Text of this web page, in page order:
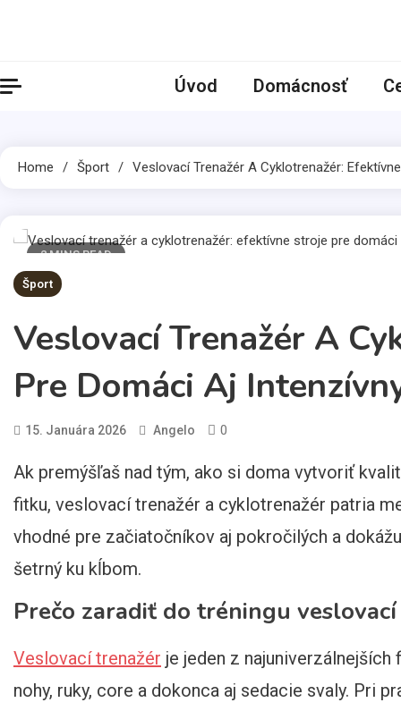
Úvod Domácnosť
Home Šport Veslovací Trenažér A Cyklotrenažér:
2 MINS READ
Šport
Veslovací Trenažér A
Pre Domáci Aj
15. Januára 2026 Angelo 0
Ak premýšľaš nad tým, ako si doma vytvoriť
fitku, veslovací trenažér a cyklotrenažér patria
vhodné pre začiatočníkov aj pokročilých a
šetrný ku kĺbom.
Prečo zaradiť do tréningu
Veslovací trenažér je jeden z
nohy, ruky, core a dokonca aj sedacie svaly. Pri